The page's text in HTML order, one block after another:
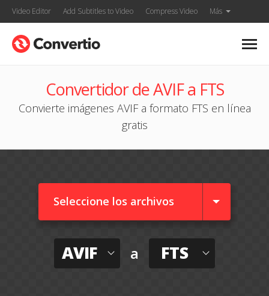
Video Editor Add Subtitles to Video Compress Video Más
Convertidor de AVIF a FTS
Convierte imágenes AVIF a formato FTS en línea
gratis
Seleccione los archivos
AVIF a FTS